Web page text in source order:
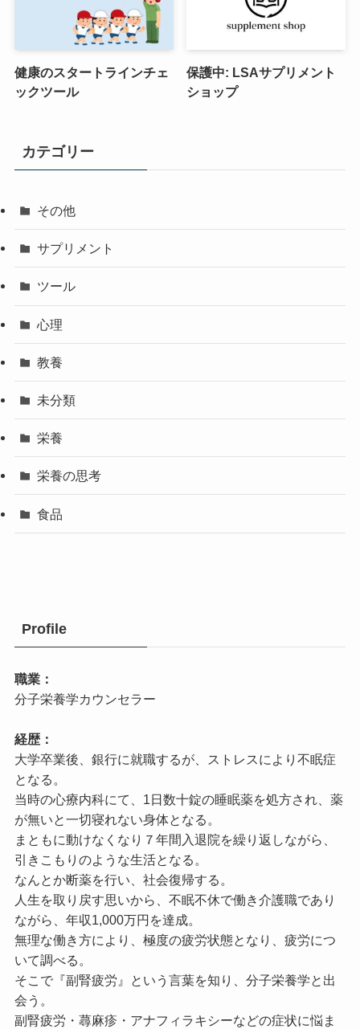
健康のスタートラインチェ
ックツール
保護中: LSAサプリメント
ショップ
カテゴリー
その他
サプリメント
ツール
心理
教養
未分類
栄養
栄養の思考
食品
Profile
職業：
分子栄養学カウンセラー
経歴：
大学卒業後、銀行に就職するが、ストレスにより不眠症
となる。
当時の心療内科にて、1日数十錠の睡眠薬を処方され、薬
が無いと一切寝れない身体となる。
まともに動けなくなり７年間入退院を繰り返しながら、
引きこもりのような生活となる。
なんとか断薬を行い、社会復帰する。
人生を取り戻す思いから、不眠不休で働き介護職であり
ながら、年収1,000万円を達成。
無理な働き方により、極度の疲労状態となり、疲労につ
いて調べる。
そこで『副腎疲労』という言葉を知り、分子栄養学と出
会う。
副腎疲労・蕁麻疹・アナフィラキシーなどの症状に悩ま